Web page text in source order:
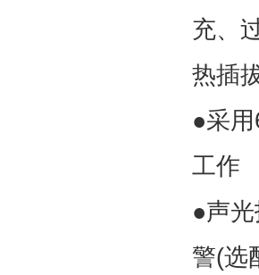
充、
热插
●采
工作
●声
警(选